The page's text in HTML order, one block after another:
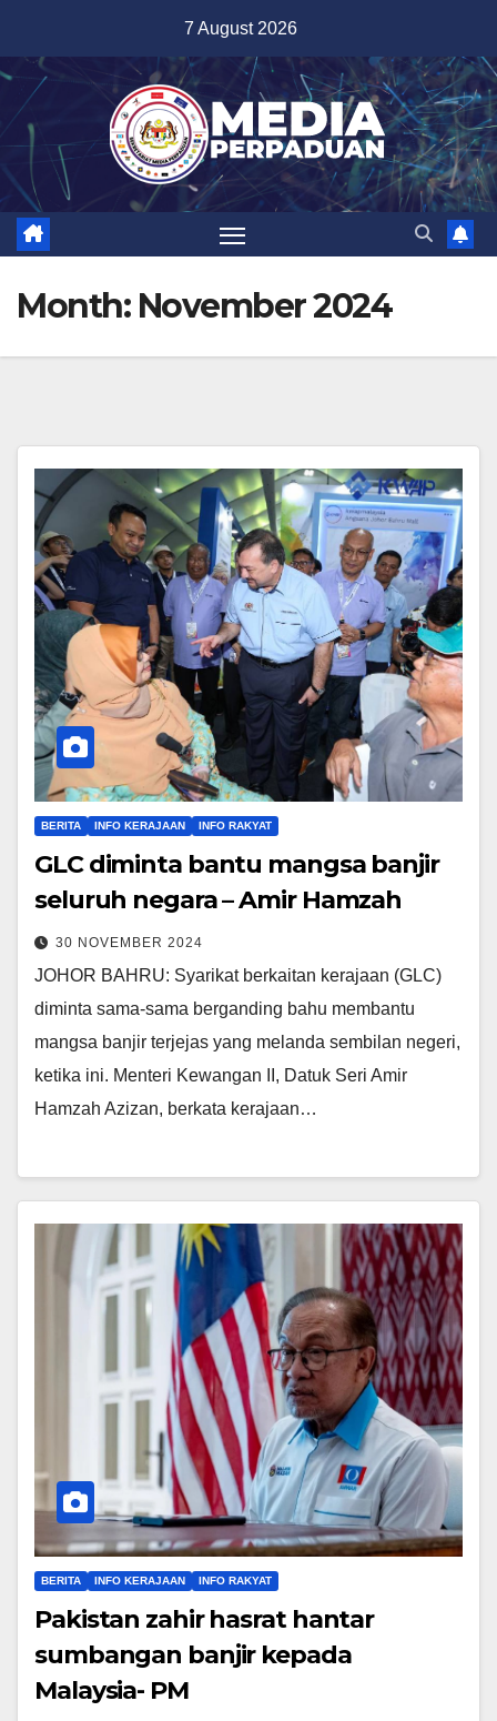
content
7 August 2026
Month: November 2024
BERITA INFO KERAJAAN INFO RAKYAT
GLC diminta bantu mangsa banjir
seluruh negara – Amir Hamzah
30 NOVEMBER 2024
JOHOR BAHRU: Syarikat berkaitan kerajaan (GLC)
diminta sama-sama berganding bahu membantu
mangsa banjir terjejas yang melanda sembilan negeri,
ketika ini. Menteri Kewangan II, Datuk Seri Amir
Hamzah Azizan, berkata kerajaan…
BERITA INFO KERAJAAN INFO RAKYAT
Pakistan zahir hasrat hantar
sumbangan banjir kepada
Malaysia- PM